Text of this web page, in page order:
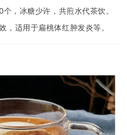
，冰糖少许，共煎水代茶饮。
，适用于扁桃体红肿发炎等。